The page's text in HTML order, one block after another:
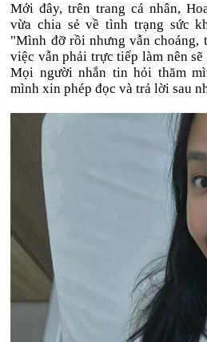
Mới đây, trên trang cá nhân,
vừa chia sẻ về tình trạng sức
"Mình đỡ rồi nhưng vẫn choáng,
việc vẫn phải trực tiếp làm nên
Mọi người nhắn tin hỏi thăm
mình xin phép đọc và trả lời sau